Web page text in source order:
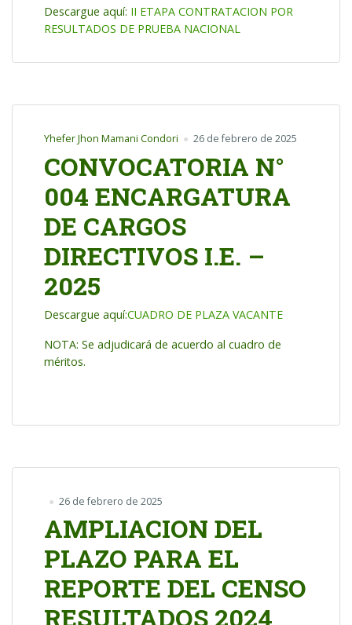
Descargue aquí: II ETAPA CONTRATACION POR
RESULTADOS DE PRUEBA NACIONAL
Yhefer Jhon Mamani Condori 26 de febrero de 2025
CONVOCATORIA N°
004 ENCARGATURA
DE CARGOS
DIRECTIVOS I.E. –
2025
Descargue aquí:CUADRO DE PLAZA VACANTE
NOTA: Se adjudicará de acuerdo al cuadro de
méritos.
26 de febrero de 2025
AMPLIACION DEL
PLAZO PARA EL
REPORTE DEL CENSO
RESULTADOS 2024